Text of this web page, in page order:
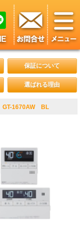
保証について
選ばれる理由
GT-1670AW BL